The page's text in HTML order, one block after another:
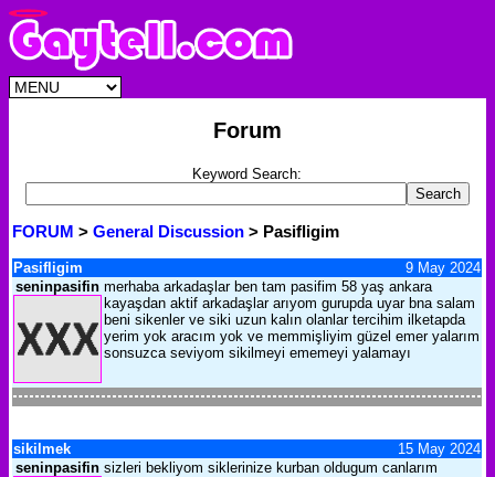
Forum
Keyword Search:
FORUM > General Discussion > Pasifligim
Pasifligim
9 May 2024
seninpasifin merhaba arkadaşlar ben tam pasifim 58 yaş ankara
kayaşdan aktif arkadaşlar arıyom gurupda uyar bna salam
beni sikenler ve siki uzun kalın olanlar tercihim ilketapda
yerim yok aracım yok ve memmişliyim güzel emer yalarım
sonsuzca seviyom sikilmeyi ememeyi yalamayı
sikilmek
15 May 2024
seninpasifin sizleri bekliyom siklerinize kurban oldugum canlarım